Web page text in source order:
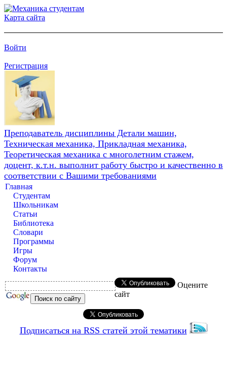
Карта сайта
Войти
Регистрация
Преподаватель дисциплины Детали машин,
Техническая механика, Прикладная механика,
Теоретическая механика с многолетним стажем,
доцент, к.т.н. выполнит работу быстро и качественно в
соответствии с Вашими требованиями
Главная
Студентам
Школьникам
Статьи
Библиотека
Словари
Программы
Игры
Форум
Контакты
Оцените
сайт
Подписаться на RSS статей этой тематики